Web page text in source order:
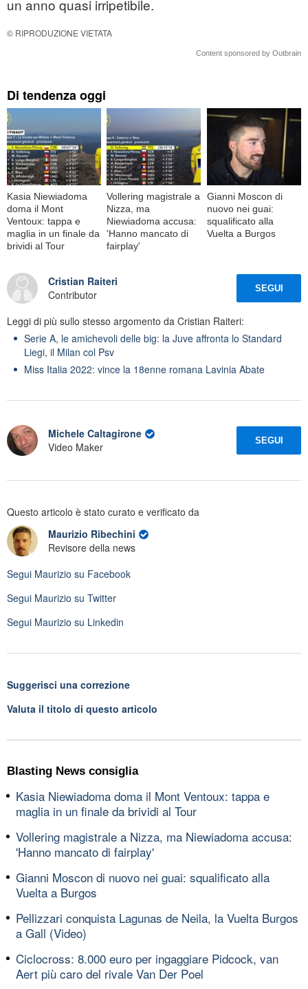
un anno quasi irripetibile.
© RIPRODUZIONE VIETATA
Content sponsored by Outbrain
Di tendenza oggi
Kasia Niewiadoma
doma il Mont
Ventoux: tappa e
maglia in un finale da
brividi al Tour
Vollering magistrale a
Nizza, ma
Niewiadoma accusa:
'Hanno mancato di
fairplay'
Gianni Moscon di
nuovo nei guai:
squalificato alla
Vuelta a Burgos
Cristian Raiteri
Contributor
SEGUI
Leggi di più sullo stesso argomento da Cristian Raiteri:
Serie A, le amichevoli delle big: la Juve affronta lo Standard
Liegi, il Milan col Psv
Miss Italia 2022: vince la 18enne romana Lavinia Abate
Michele Caltagirone
Video Maker
SEGUI
Questo articolo è stato curato e verificato da
Maurizio Ribechini
Revisore della news
Segui Maurizio su Facebook
Segui Maurizio su Twitter
Segui Maurizio su Linkedin
Suggerisci una correzione
Valuta il titolo di questo articolo
Blasting News consiglia
Kasia Niewiadoma doma il Mont Ventoux: tappa e
maglia in un finale da brividi al Tour
Vollering magistrale a Nizza, ma Niewiadoma accusa:
'Hanno mancato di fairplay'
Gianni Moscon di nuovo nei guai: squalificato alla
Vuelta a Burgos
Pellizzari conquista Lagunas de Neila, la Vuelta Burgos
a Gall (Video)
Ciclocross: 8.000 euro per ingaggiare Pidcock, van
Aert più caro del rivale Van Der Poel